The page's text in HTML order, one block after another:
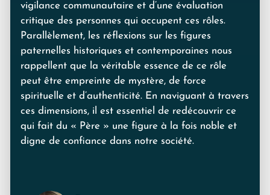
vigilance communautaire et d’une évaluation
critique des personnes qui occupent ces rôles.
Parallèlement, les réflexions sur les figures
paternelles historiques et contemporaines nous
rappellent que la véritable essence de ce rôle
peut être empreinte de mystère, de force
spirituelle et d’authenticité. En naviguant à travers
ces dimensions, il est essentiel de redécouvrir ce
qui fait du « Père » une figure à la fois noble et
digne de confiance dans notre société.